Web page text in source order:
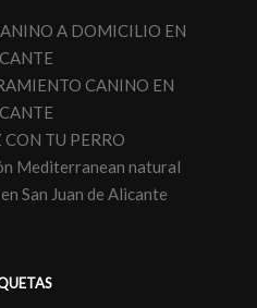
A DOMICILIO EN
CANINO EN
CON TU PERRO
Mediterranean natural
San Juan de Alicante